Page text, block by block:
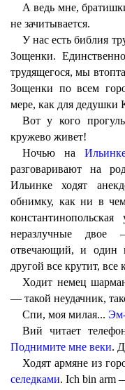
А ведь мне,
не зачитывается.
У нас есть библия
Зощенки.
трудящегося, мы
Зощенки по всем
мере, как для дедушки
Вот у кого
кружево живет!
Ночью на
разговаривают на
Ильинке ходят
обнимку, как ни в
неразлучные
отвечающий, и один
другой все крутит, все
Ходит немец
— такой неудачник,
Спи, моя милая...
Вий читает
Поднимите мне веки.
Ходят армяне из
селедками. Ich bin arm